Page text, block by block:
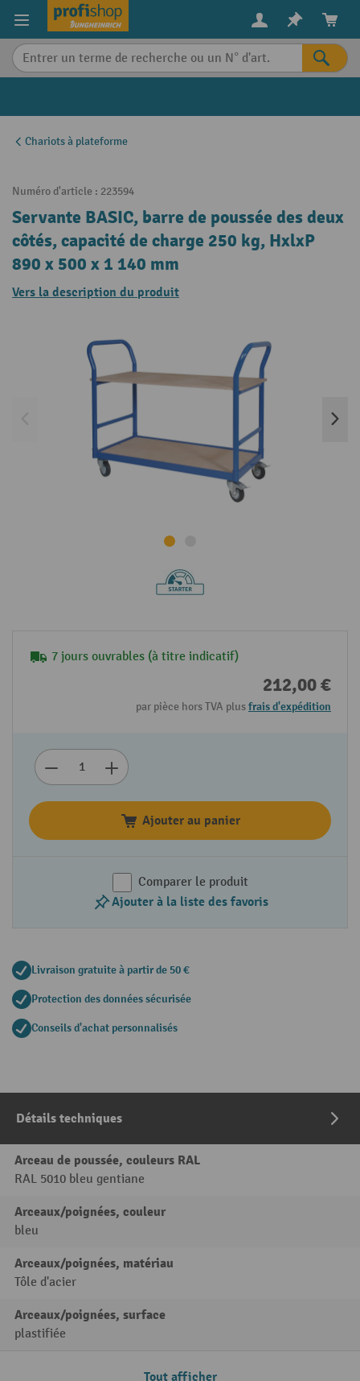
content
Chariots à plateforme
Numéro d'article : 223594
Servante BASIC, barre de poussée des deux
côtés, capacité de charge 250 kg, HxlxP
890 x 500 x 1 140 mm
Vers la description du produit
7 jours ouvrables (à titre indicatif)
212,00 €
par pièce hors TVA plusfrais d'expédition
Ajouter au panier
Comparer le produit
Ajouter à la liste des favoris
Livraison gratuite à partir de 50 €
Protection des données sécurisée
Conseils d'achat personnalisés
Détails techniques
Arceau de poussée, couleurs RAL
RAL 5010 bleu gentiane
Arceaux/poignées, couleur
bleu
Arceaux/poignées, matériau
Tôle d'acier
Arceaux/poignées, surface
plastifiée
Tout afficher